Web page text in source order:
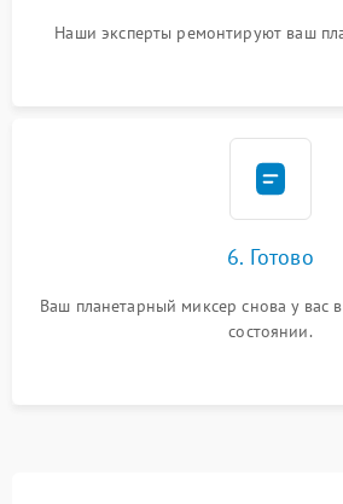
Наши эксперты ремонтируют ваш
6. Готово
Ваш планетарный миксер снова у вас
состоянии.